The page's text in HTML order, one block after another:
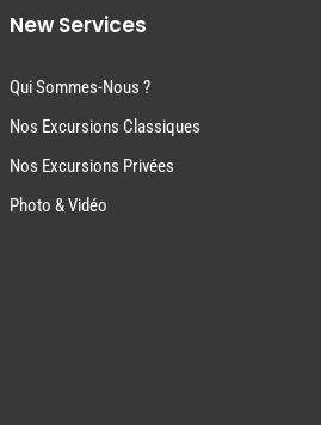
New Services
Qui Sommes-Nous ?
Nos Excursions Classiques
Nos Excursions Privées
Photo & Vidéo